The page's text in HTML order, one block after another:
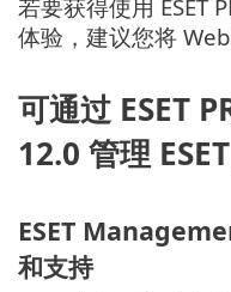
若要获得使用 ESET
体验，建议您将
可通过 ESET
12.0 管理
ESET
和支持